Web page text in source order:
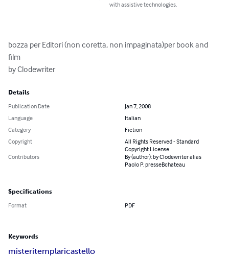
with assistive technologies.
bozza per Editori (non coretta, non impaginata)per book and
film
by Clodewriter
Details
Publication Date
Jan 7, 2008
Language
Italian
Category
Fiction
Copyright
All Rights Reserved - Standard
Copyright License
Contributors
By (author): by Clodewriter alias
Paolo P. presseBchateau
Specifications
Format PDF
Keywords
misteritemplaricastello